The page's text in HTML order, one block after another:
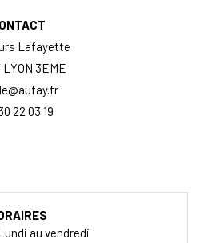
Lafayette
3EME
22 03 19
au vendredi